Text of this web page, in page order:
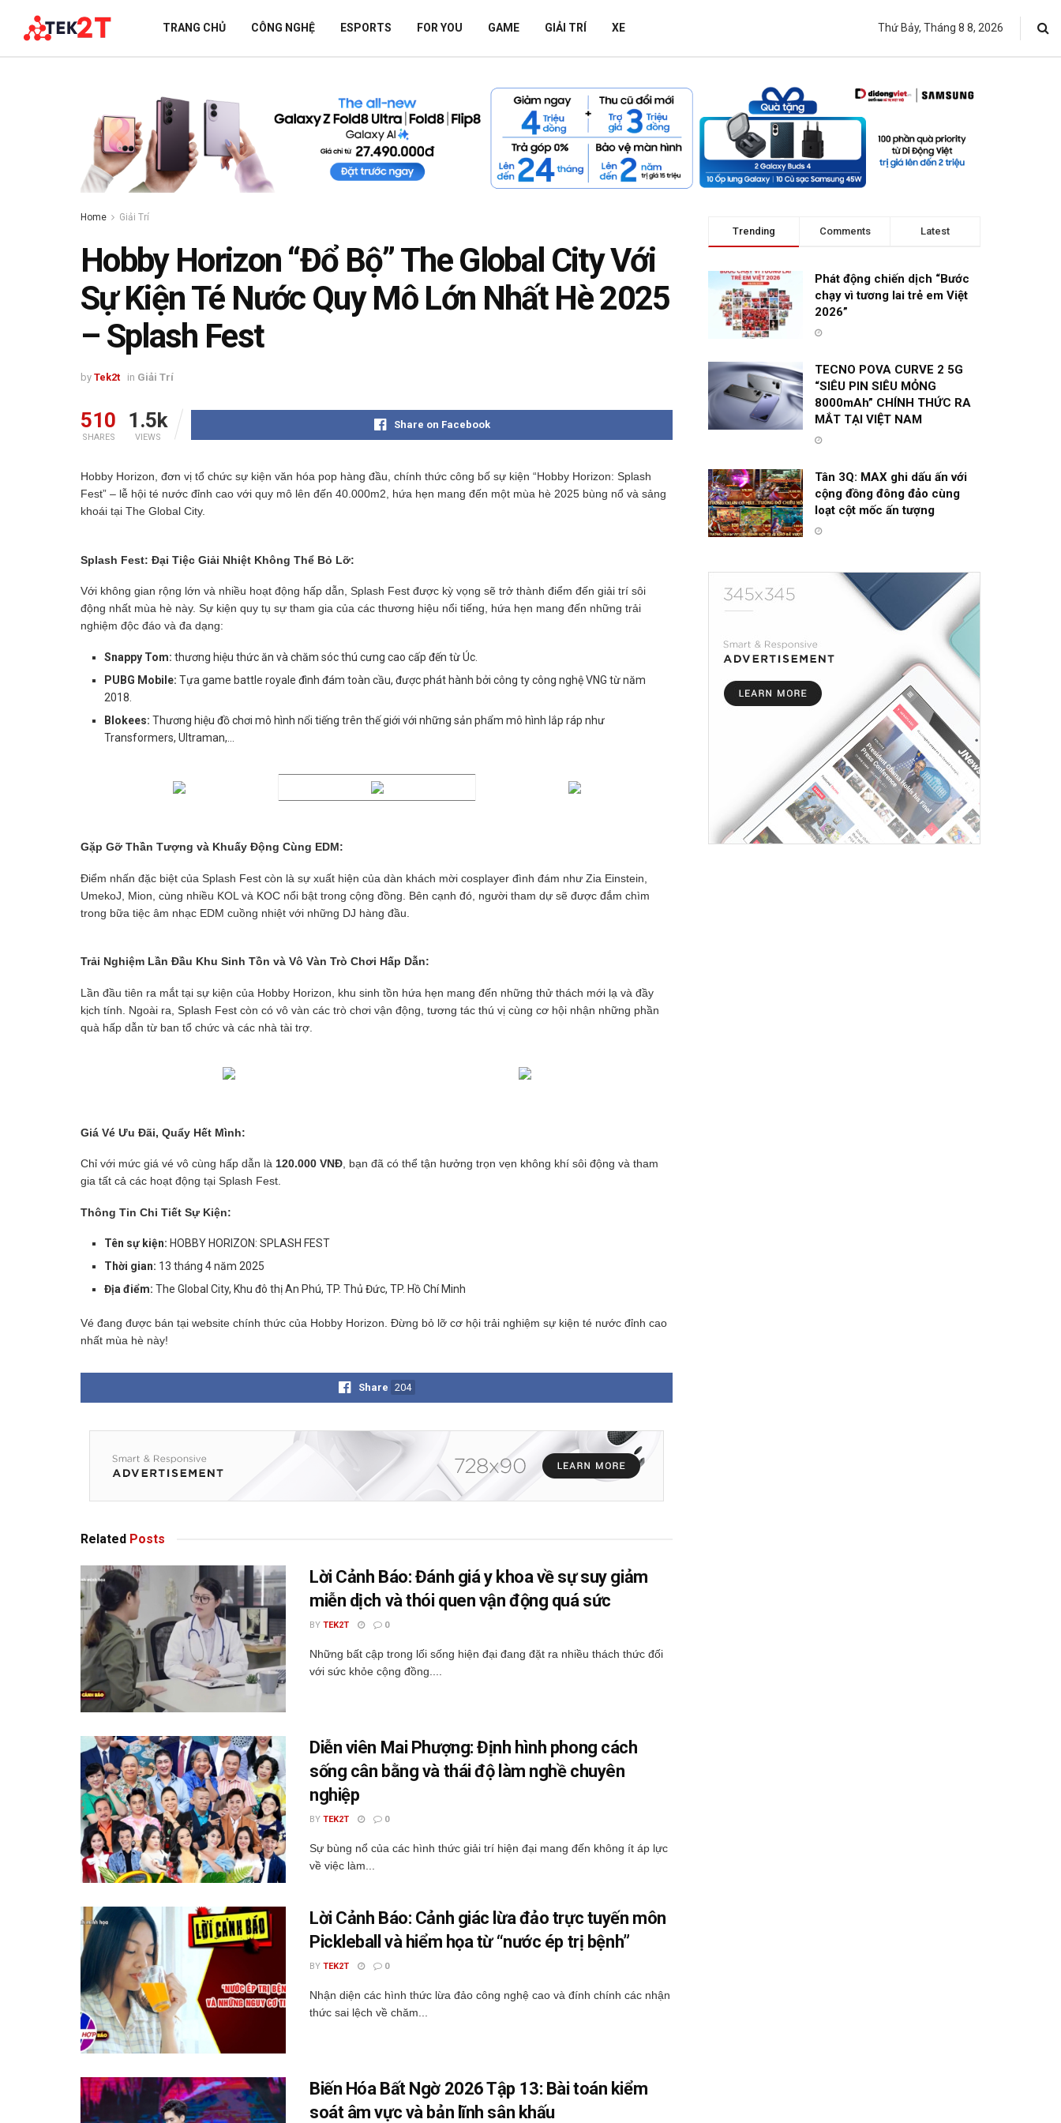
TRANG CHỦ CÔNG NGHỆ ESPORTS FOR YOU GAME GIẢI TRÍ XE Thứ Bảy, Tháng 8 8, 2026
Home Giải Trí
Hobby Horizon “Đổ Bộ” The Global City Với
Sự Kiện Té Nước Quy Mô Lớn Nhất Hè 2025
– Splash Fest
by Tek2t in Giải Trí
510
SHARES
1.5k
VIEWS
Share on Facebook
Hobby Horizon, đơn vị tổ chức sự kiện văn hóa pop hàng đầu, chính thức công bố sự kiện “Hobby Horizon: Splash
Fest” – lễ hội té nước đỉnh cao với quy mô lên đến 40.000m2, hứa hẹn mang đến một mùa hè 2025 bùng nổ và sảng
khoái tại The Global City.
Splash Fest: Đại Tiệc Giải Nhiệt Không Thể Bỏ Lỡ:
Với không gian rộng lớn và nhiều hoạt động hấp dẫn, Splash Fest được kỳ vọng sẽ trở thành điểm đến giải trí sôi
động nhất mùa hè này. Sự kiện quy tụ sự tham gia của các thương hiệu nổi tiếng, hứa hẹn mang đến những trải
nghiệm độc đáo và đa dạng:
Snappy Tom: thương hiệu thức ăn và chăm sóc thú cưng cao cấp đến từ Úc.
PUBG Mobile: Tựa game battle royale đình đám toàn cầu, được phát hành bởi công ty công nghệ VNG từ năm
2018.
Blokees: Thương hiệu đồ chơi mô hình nổi tiếng trên thế giới với những sản phẩm mô hình lắp ráp như
Transformers, Ultraman,…
Gặp Gỡ Thần Tượng và Khuấy Động Cùng EDM:
Điểm nhấn đặc biệt của Splash Fest còn là sự xuất hiện của dàn khách mời cosplayer đình đám như Zia Einstein,
UmekoJ, Mion, cùng nhiều KOL và KOC nổi bật trong cộng đồng. Bên cạnh đó, người tham dự sẽ được đắm chìm
trong bữa tiệc âm nhạc EDM cuồng nhiệt với những DJ hàng đầu.
Trải Nghiệm Lần Đầu Khu Sinh Tồn và Vô Vàn Trò Chơi Hấp Dẫn:
Lần đầu tiên ra mắt tại sự kiện của Hobby Horizon, khu sinh tồn hứa hẹn mang đến những thử thách mới lạ và đầy
kịch tính. Ngoài ra, Splash Fest còn có vô vàn các trò chơi vận động, tương tác thú vị cùng cơ hội nhận những phần
quà hấp dẫn từ ban tổ chức và các nhà tài trợ.
Giá Vé Ưu Đãi, Quẩy Hết Mình:
Chỉ với mức giá vé vô cùng hấp dẫn là 120.000 VNĐ , bạn đã có thể tận hưởng trọn vẹn không khí sôi động và tham
gia tất cả các hoạt động tại Splash Fest.
Thông Tin Chi Tiết Sự Kiện:
Tên sự kiện: HOBBY HORIZON: SPLASH FEST
Thời gian: 13 tháng 4 năm 2025
Địa điểm: The Global City, Khu đô thị An Phú, TP. Thủ Đức, TP. Hồ Chí Minh
Vé đang được bán tại website chính thức của Hobby Horizon. Đừng bỏ lỡ cơ hội trải nghiệm sự kiện té nước đỉnh cao
nhất mùa hè này!
Share 204
Related Posts
Lời Cảnh Báo: Đánh giá y khoa về sự suy giảm
miễn dịch và thói quen vận động quá sức
BY TEK2T 0
Những bất cập trong lối sống hiện đại đang đặt ra nhiều thách thức đối
với sức khỏe cộng đồng....
Diễn viên Mai Phượng: Định hình phong cách
sống cân bằng và thái độ làm nghề chuyên
nghiệp
BY TEK2T 0
Sự bùng nổ của các hình thức giải trí hiện đại mang đến không ít áp lực
về việc làm...
Lời Cảnh Báo: Cảnh giác lừa đảo trực tuyến môn
Pickleball và hiểm họa từ “nước ép trị bệnh”
BY TEK2T 0
Nhận diện các hình thức lừa đảo công nghệ cao và đính chính các nhận
thức sai lệch về chăm...
Biến Hóa Bất Ngờ 2026 Tập 13: Bài toán kiểm
soát âm vực và bản lĩnh sân khấu
Trending Comments Latest
Phát động chiến dịch “Bước
chạy vì tương lai trẻ em Việt
2026”
TECNO POVA CURVE 2 5G
“SIÊU PIN SIÊU MỎNG
8000mAh” CHÍNH THỨC RA
MẮT TẠI VIỆT NAM
Tân 3Q: MAX ghi dấu ấn với
cộng đồng đông đảo cùng
loạt cột mốc ấn tượng